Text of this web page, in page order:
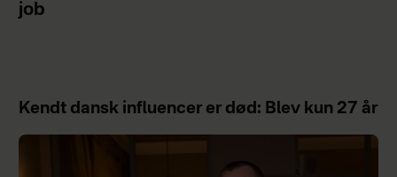
job
Kendt dansk influencer er død: Blev kun 27 år